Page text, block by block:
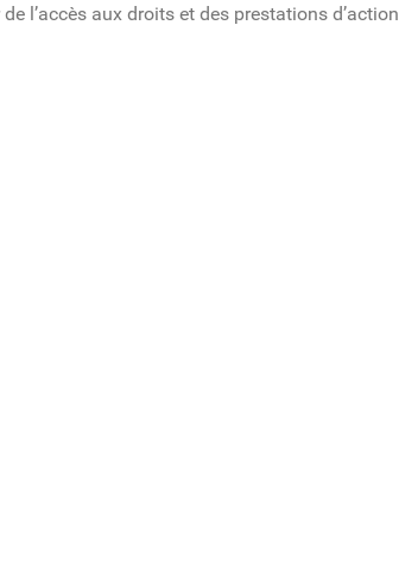
l’accès aux droits et des prestations d’action